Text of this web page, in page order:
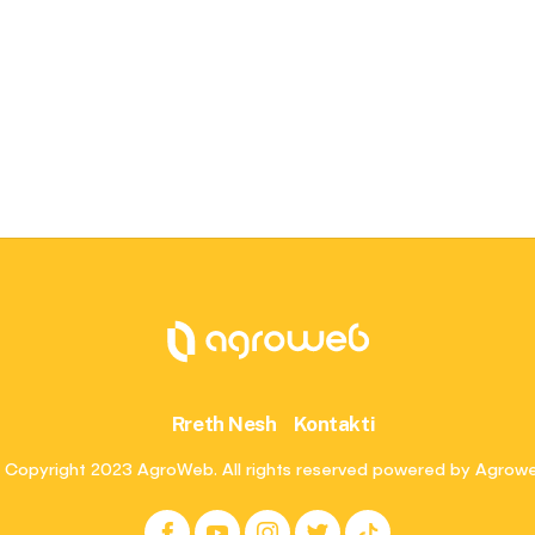
Rreth Nesh Kontakti
2023 AgroWeb. All rights reserved powered by